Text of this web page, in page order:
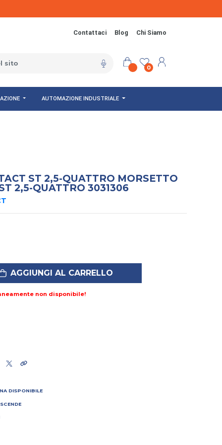
Contattaci Blog Chi Siamo
0
AUTOMAZIONE INDUSTRIALE
ST 2,5-QUATTRO MORSETTO
2,5-QUATTRO 3031306
AGGIUNGI AL CARRELLO
non disponibile!
DISPONIBILE